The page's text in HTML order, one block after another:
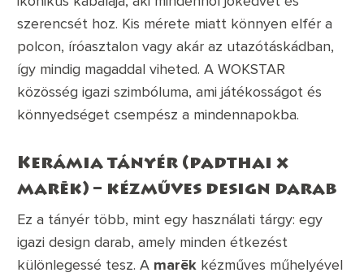
szerencsét hoz. Kis mérete miatt könnyen elfér a
polcon, íróasztalon vagy akár az utazótáskádban,
így mindig magaddal viheted. A WOKSTAR
közösség igazi szimbóluma, ami játékosságot és
könnyedséget csempész a mindennapokba.
Kerámia tányér (padthai x
marēk) – kézműves design darab
Ez a tányér több, mint egy használati tárgy: egy
igazi design darab, amely minden étkezést
különlegessé tesz. A marēk kézműves műhelyével